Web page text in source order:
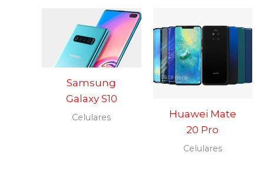
Samsung
Galaxy S10
Celulares
Huawei Mate
20 Pro
Celulares